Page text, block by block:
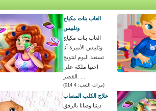
العاب بنات مكياج
وتلبيس
العاب بنات مكياج
وتلبيس الأميرة آنا
تستعد اليوم لتتويج
اختها ملكة على
(مرات اللعب: 4 014)
علاج الكلب المصاب
ديننا وصانا بالرفق